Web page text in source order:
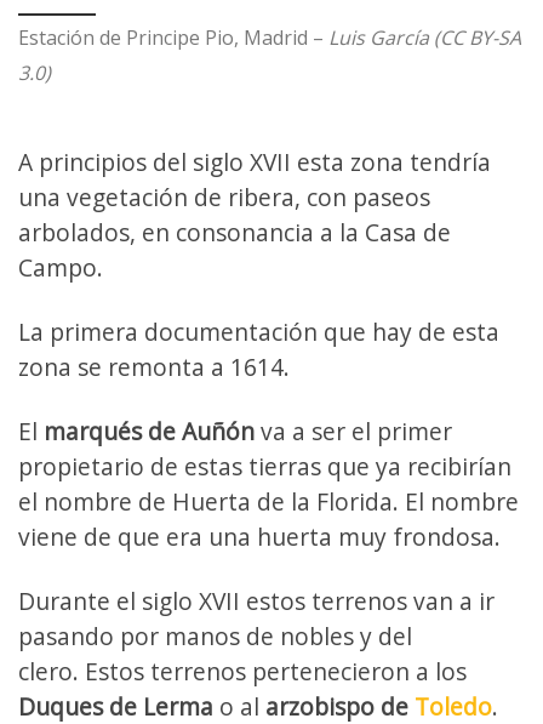
Estación de Principe Pio, Madrid – Luis García (CC BY-SA
3.0)
A principios del siglo XVII esta zona tendría
una vegetación de ribera, con paseos
arbolados, en consonancia a la Casa de
Campo.
La primera documentación que hay de esta
zona se remonta a 1614.
El marqués de Auñónva a ser el primer
propietario de estas tierras que ya recibirían
el nombre de Huerta de la Florida. El nombre
viene de que era una huerta muy frondosa.
Durante el siglo XVII estos terrenos van a ir
pasando por manos de nobles y del
clero. Estos terrenos pertenecieron a los
Duques de Lerma o al arzobispo de Toledo.